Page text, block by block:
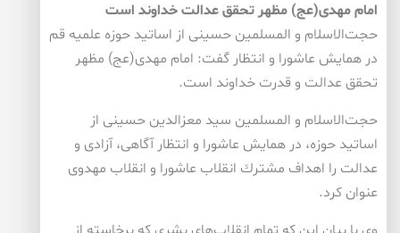
امام مهدی(عج) مظهر تحقق عدالت خداوند است
حجت‌الاسلام و المسلمین حسینی از اساتید حوزه علمیه قم
در همایش عاشورا و انتظار گفت: امام مهدی(عج) مظهر
تحقق عدالت و قدرت خداوند است.
حجت‌الاسلام و المسلمین سید معزالدین حسینی از
اساتید حوزه، در همایش عاشورا و انتظار آگاهی، آزادی و
عدالت را اهداف مشترك انقلاب عاشورا و انقلاب مهدوی
عنوان كرد.